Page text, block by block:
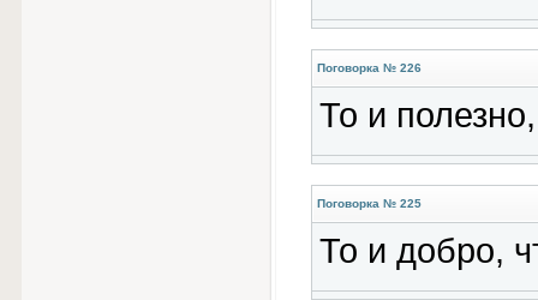
Поговорка № 226
То и
Поговорка № 225
То и добро,